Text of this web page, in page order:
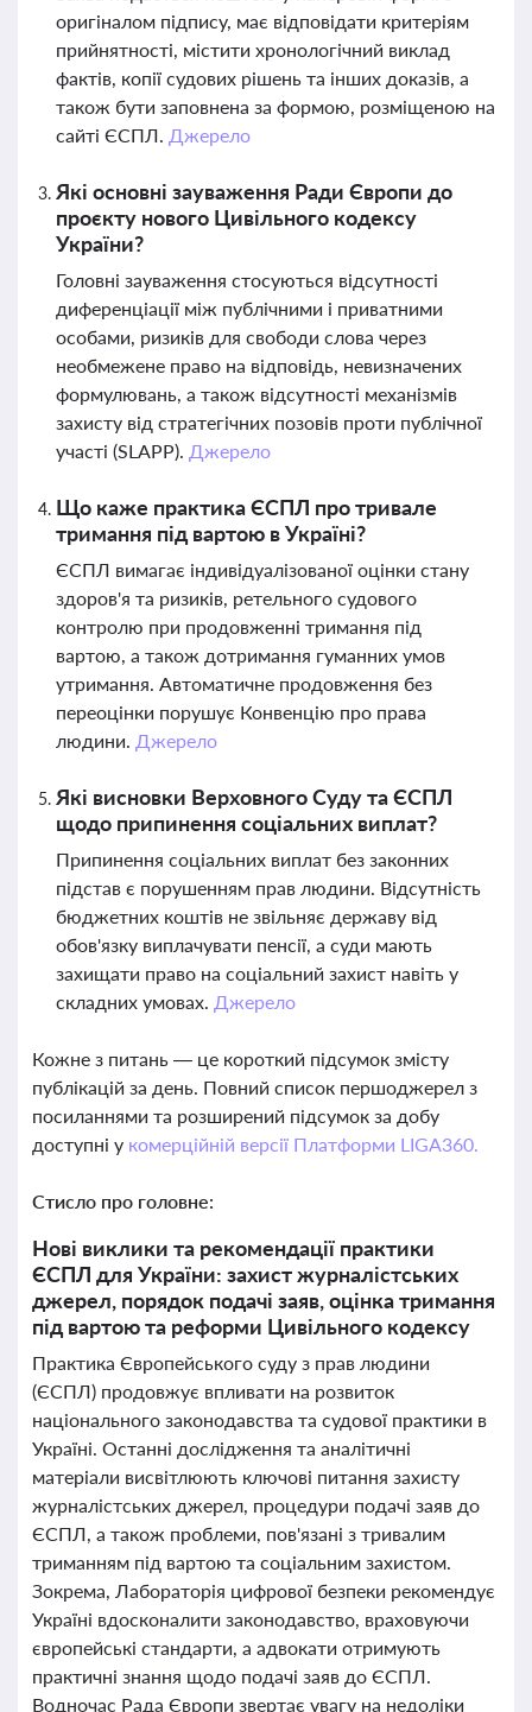
оригіналом підпису, має відповідати критеріям
прийнятності, містити хронологічний виклад
фактів, копії судових рішень та інших доказів, а
також бути заповнена за формою, розміщеною на
сайті ЄСПЛ. Джерело
Які основні зауваження Ради Європи до
проєкту нового Цивільного кодексу
України?
Головні зауваження стосуються відсутності
диференціації між публічними і приватними
особами, ризиків для свободи слова через
необмежене право на відповідь, невизначених
формулювань, а також відсутності механізмів
захисту від стратегічних позовів проти публічної
участі (SLAPP). Джерело
Що каже практика ЄСПЛ про тривале
тримання під вартою в Україні?
ЄСПЛ вимагає індивідуалізованої оцінки стану
здоров'я та ризиків, ретельного судового
контролю при продовженні тримання під
вартою, а також дотримання гуманних умов
утримання. Автоматичне продовження без
переоцінки порушує Конвенцію про права
людини. Джерело
Які висновки Верховного Суду та ЄСПЛ
щодо припинення соціальних виплат?
Припинення соціальних виплат без законних
підстав є порушенням прав людини. Відсутність
бюджетних коштів не звільняє державу від
обов'язку виплачувати пенсії, а суди мають
захищати право на соціальний захист навіть у
складних умовах. Джерело
Кожне з питань — це короткий підсумок змісту
публікацій за день. Повний список першоджерел з
посиланнями та розширений підсумок за добу
доступні у комерційній версії Платформи LIGA360.
Стисло про головне:
Нові виклики та рекомендації практики
ЄСПЛ для України: захист журналістських
джерел, порядок подачі заяв, оцінка тримання
під вартою та реформи Цивільного кодексу
Практика Європейського суду з прав людини
(ЄСПЛ) продовжує впливати на розвиток
національного законодавства та судової практики в
Україні. Останні дослідження та аналітичні
матеріали висвітлюють ключові питання захисту
журналістських джерел, процедури подачі заяв до
ЄСПЛ, а також проблеми, пов'язані з тривалим
триманням під вартою та соціальним захистом.
Зокрема, Лабораторія цифрової безпеки рекомендує
Україні вдосконалити законодавство, враховуючи
європейські стандарти, а адвокати отримують
практичні знання щодо подачі заяв до ЄСПЛ.
Водночас Рада Європи звертає увагу на недоліки